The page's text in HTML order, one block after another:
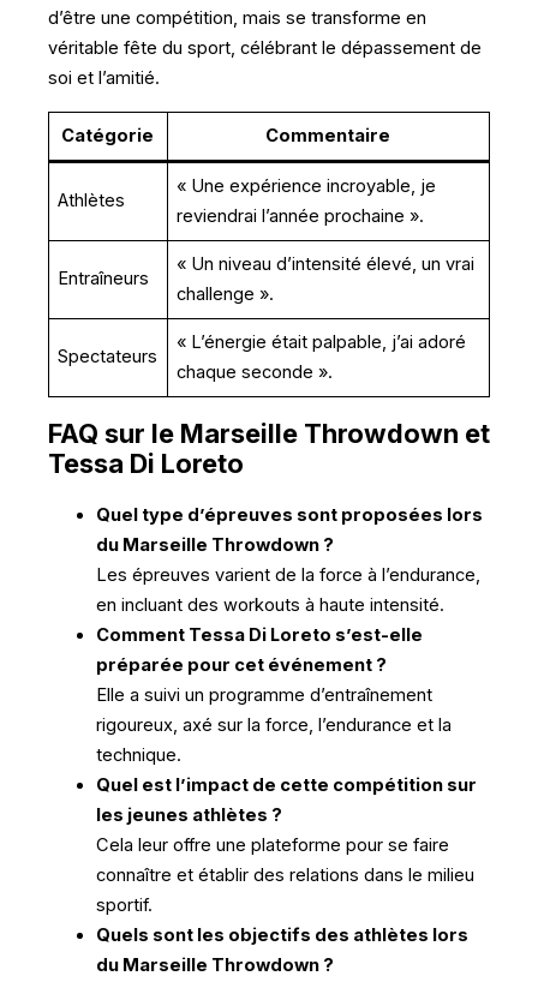
d’être une compétition, mais se transforme en
véritable fête du sport, célébrant le dépassement de
soi et l’amitié.
Catégorie Commentaire
Athlètes
« Une expérience incroyable, je
reviendrai l’année prochaine ».
Entraîneurs
« Un niveau d’intensité élevé, un vrai
challenge ».
Spectateurs
« L’énergie était palpable, j’ai adoré
chaque seconde ».
FAQ sur le Marseille Throwdown et
Tessa Di Loreto
Quel type d’épreuves sont proposées lors
du Marseille Throwdown ?
Les épreuves varient de la force à l’endurance,
en incluant des workouts à haute intensité.
Comment Tessa Di Loreto s’est-elle
préparée pour cet événement ?
Elle a suivi un programme d’entraînement
rigoureux, axé sur la force, l’endurance et la
technique.
Quel est l’impact de cette compétition sur
les jeunes athlètes ?
Cela leur offre une plateforme pour se faire
connaître et établir des relations dans le milieu
sportif.
Quels sont les objectifs des athlètes lors
du Marseille Throwdown ?